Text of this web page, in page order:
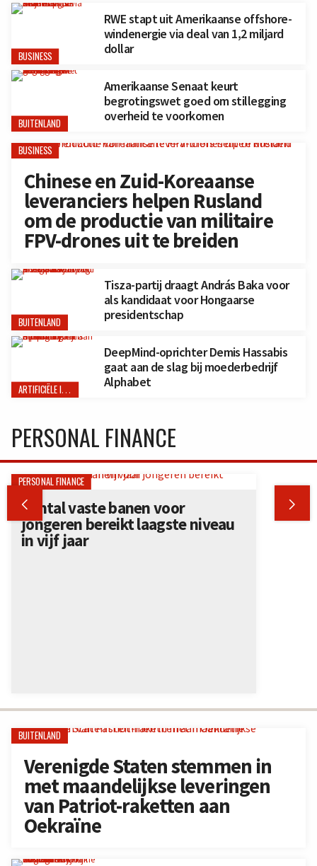
BUSINESS
RWE stapt uit Amerikaanse offshore-
windenergie via deal van 1,2 miljard
dollar
BUITENLAND
Amerikaanse Senaat keurt
begrotingswet goed om stillegging
overheid te voorkomen
BUSINESS
Chinese en Zuid-Koreaanse
leveranciers helpen Rusland
om de productie van militaire
FPV-drones uit te breiden
BUITENLAND
Tisza-partij draagt András Baka voor
als kandidaat voor Hongaarse
presidentschap
ARTIFICIËLE INTELLIGENTIE
DeepMind-oprichter Demis Hassabis
gaat aan de slag bij moederbedrijf
Alphabet
BUITENLAND
Verenigde Staten stemmen in
met maandelijkse leveringen
van Patriot-raketten aan
Oekraïne
PERSONAL FINANCE
 
PERSONAL FINANCE
Aantal vaste banen voor
jongeren bereikt laagste niveau
in vijf jaar